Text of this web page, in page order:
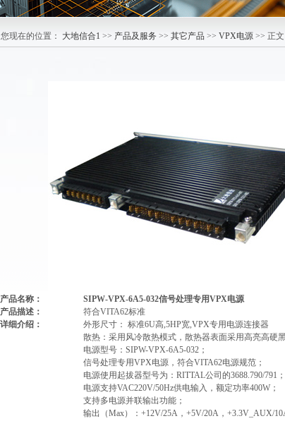
您现在的位置： 大地信合1 >> 产品及服务 >> 其它产品 >> VPX电源 >> 正文
产品名称： SIPW-VPX-6A5-032信号处理专用VPX电源
产品描述：
符合VITA62标准
详细介绍：
外形尺寸： 标准6U高,5HP宽,VPX专用电源连接器
散热：采用风冷散热模式，散热器表面采用高亮高硬
电源型号：SIPW-VPX-6A5-032 ；
信号处理专用VPX电源，符合VITA62电源规范；
电源使用起拔器型号为：RITTAL公司的3688.790/791 ；
电源支持VAC220V/50Hz供电输入，额定功率400W ；
支持多电源并联输出功能；
输出（Max）：+12V/25A ，+5V/20A ，+3.3V_AUX/